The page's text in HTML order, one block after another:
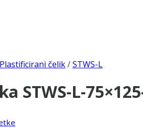
čelik/STWS-L
STWS-L-